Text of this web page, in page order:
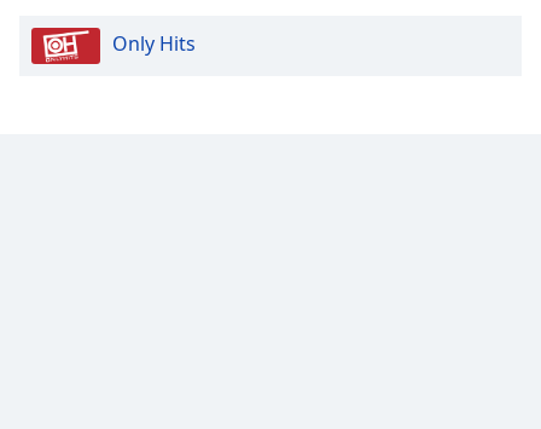
Opacity
Only Hits